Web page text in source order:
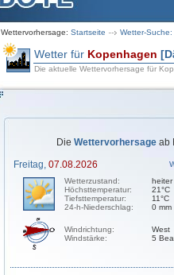
Wettervorhersage: Startseite Wetter-
Wetter für Kopenhagen
Die aktuelle Wettervorhersage für
Die Wettervorhersage ab
Freitag, 07.08.2026
Wetterzustand:
Höchsttemperatur:
Tiefsttemperatur:
24-h-Niederschlag:
heiter
21°C
11°C
0 mm
Windrichtung:
Windstärke:
West
5